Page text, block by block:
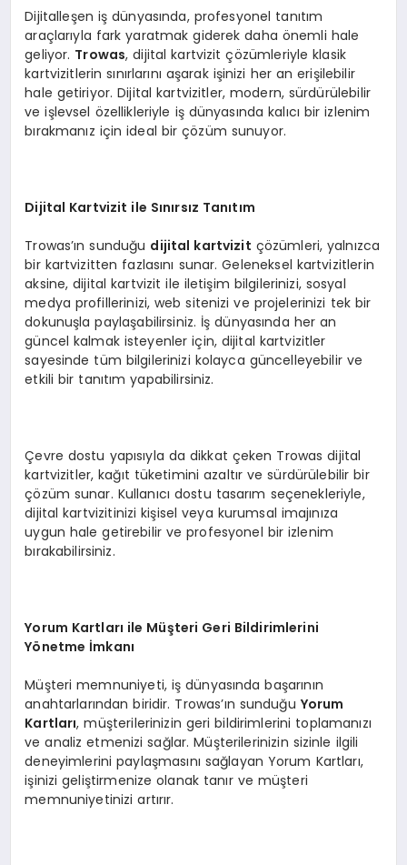
Dijitalleşen iş dünyasında, profesyonel tanıtım
araçlarıyla fark yaratmak giderek daha önemli hale
geliyor. Trowas, dijital kartvizit çözümleriyle klasik
kartvizitlerin sınırlarını aşarak işinizi her an erişilebilir
hale getiriyor. Dijital kartvizitler, modern, sürdürülebilir
ve işlevsel özellikleriyle iş dünyasında kalıcı bir izlenim
bırakmanız için ideal bir çözüm sunuyor.
Dijital Kartvizit ile Sınırsız Tanıtım
Trowas’ın sunduğu dijital kartvizit çözümleri, yalnızca
bir kartvizitten fazlasını sunar. Geleneksel kartvizitlerin
aksine, dijital kartvizit ile iletişim bilgilerinizi, sosyal
medya profillerinizi, web sitenizi ve projelerinizi tek bir
dokunuşla paylaşabilirsiniz. İş dünyasında her an
güncel kalmak isteyenler için, dijital kartvizitler
sayesinde tüm bilgilerinizi kolayca güncelleyebilir ve
etkili bir tanıtım yapabilirsiniz.
Çevre dostu yapısıyla da dikkat çeken Trowas dijital
kartvizitler, kağıt tüketimini azaltır ve sürdürülebilir bir
çözüm sunar. Kullanıcı dostu tasarım seçenekleriyle,
dijital kartvizitinizi kişisel veya kurumsal imajınıza
uygun hale getirebilir ve profesyonel bir izlenim
bırakabilirsiniz.
Yorum Kartları ile Müşteri Geri Bildirimlerini
Yönetme İmkanı
Müşteri memnuniyeti, iş dünyasında başarının
anahtarlarından biridir. Trowas’ın sunduğu Yorum
Kartları, müşterilerinizin geri bildirimlerini toplamanızı
ve analiz etmenizi sağlar. Müşterilerinizin sizinle ilgili
deneyimlerini paylaşmasını sağlayan Yorum Kartları,
işinizi geliştirmenize olanak tanır ve müşteri
memnuniyetinizi artırır.